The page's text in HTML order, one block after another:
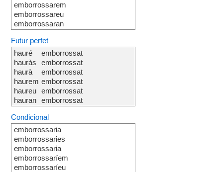
emborrossarem
emborrossareu
emborrossaran
Futur perfet
hauré
hauràs
haurà
haurem
haureu
hauran
emborrossat
emborrossat
emborrossat
emborrossat
emborrossat
emborrossat
Condicional
emborrossaria
emborrossaries
emborrossaria
emborrossaríem
emborrossaríeu